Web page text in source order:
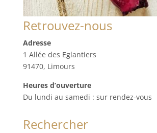
Retrouvez-nous
Adresse
1 Allée des Eglantiers
91470, Limours
Heures d’ouverture
Du lundi au samedi : sur rendez-vous
Rechercher